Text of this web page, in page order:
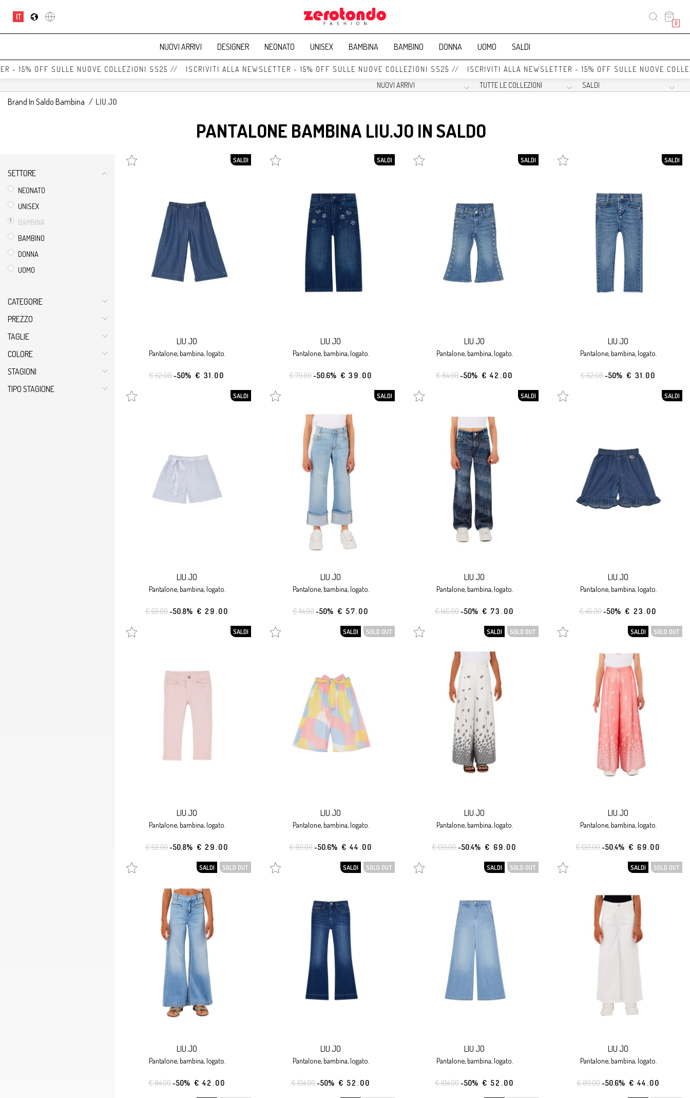
IT
0
NUOVI ARRIVI DESIGNER NEONATO UNISEX BAMBINA BAMBINO DONNA UOMO SALDI
- 15% OFF SULLE NUOVE COLLEZIONI SS25 // ISCRIVITI ALLA NEWSLETTER - 15% OFF SULLE NUOVE COLLEZIONI SS25 // ISCRIVITI ALLA NEWSLETTER - 15% OFF SULLE NUOVE
Brand In Saldo Bambina / LIU.JO
PANTALONE BAMBINA LIU.JO IN SALDO
SETTORE
NEONATO
UNISEX
BAMBINA
BAMBINO
DONNA
UOMO
CATEGORIE
PREZZO
TAGLIE
COLORE
STAGIONI
TIPO STAGIONE
SALDI
LIU.JO
pantalone, bambina, logato.
€ 62.00-50% € 31.00
SALDI
LIU.JO
pantalone, bambina, logato.
€ 79.00-50.6% € 39.00
SALDI
LIU.JO
pantalone, bambina, logato.
€ 84.00-50% € 42.00
SALDI
LIU.JO
pantalone, bambina, logato.
€ 62.00-50% € 31.00
SALDI
LIU.JO
pantalone, bambina, logato.
€ 59.00-50.8% € 29.00
SALDI
LIU.JO
pantalone, bambina, logato.
€ 114.00-50% € 57.00
SALDI
LIU.JO
pantalone, bambina, logato.
€ 146.00-50% € 73.00
SALDI
LIU.JO
pantalone, bambina, logato.
€ 46.00-50% € 23.00
SALDI
LIU.JO
pantalone, bambina, logato.
€ 59.00-50.8% € 29.00
SALDI SOLD OUT
LIU.JO
pantalone, bambina, logato.
€ 89.00-50.6% € 44.00
SALDI SOLD OUT
LIU.JO
pantalone, bambina, logato.
€ 139.00-50.4% € 69.00
SALDI SOLD OUT
LIU.JO
pantalone, bambina, logato.
€ 139.00-50.4% € 69.00
SALDI SOLD OUT
LIU.JO
pantalone, bambina, logato.
€ 84.00-50% € 42.00
SALDI SOLD OUT
LIU.JO
pantalone, bambina, logato.
€ 104.00-50% € 52.00
SALDI SOLD OUT
LIU.JO
pantalone, bambina, logato.
€ 104.00-50% € 52.00
SALDI SOLD OUT
LIU.JO
pantalone, bambina, logato.
€ 89.00-50.6% € 44.00